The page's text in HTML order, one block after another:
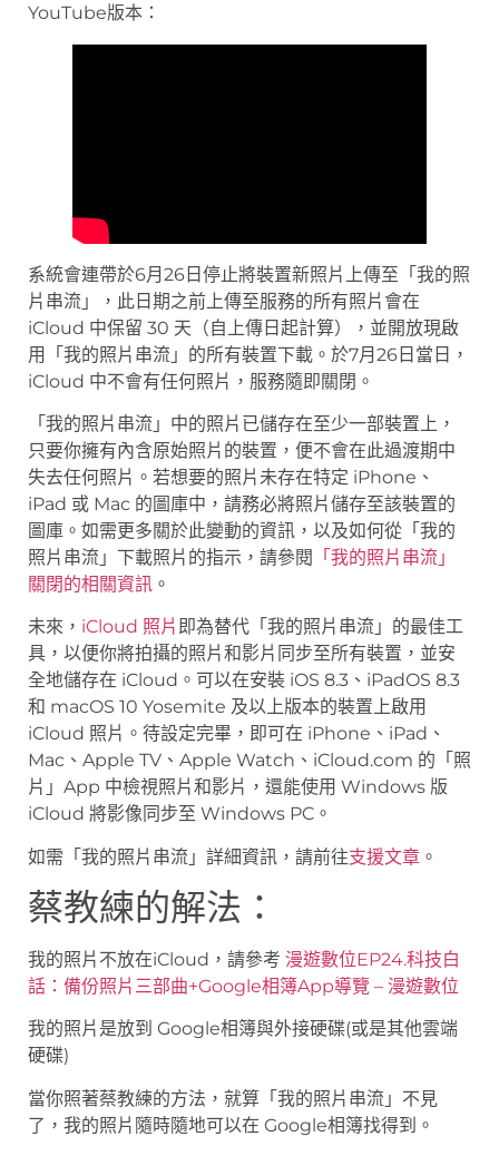
YouTube版本：
系統會連帶於6月26日停止將裝置新照片上傳至「我的照
片串流」，此日期之前上傳至服務的所有照片會在
iCloud 中保留 30 天（自上傳日起計算），並開放現啟
用「我的照片串流」的所有裝置下載。於7月26日當日，
iCloud 中不會有任何照片，服務隨即關閉。
「我的照片串流」中的照片已儲存在至少一部裝置上，
只要你擁有內含原始照片的裝置，便不會在此過渡期中
失去任何照片。若想要的照片未存在特定 iPhone、
iPad 或 Mac 的圖庫中，請務必將照片儲存至該裝置的
圖庫。如需更多關於此變動的資訊，以及如何從「我的
照片串流」下載照片的指示，請參閱
「我的照片串流」
關閉的相關資訊 。
未來， iCloud 照片 即為替代「我的照片串流」的最佳工
具，以便你將拍攝的照片和影片同步至所有裝置，並安
全地儲存在 iCloud。可以在安裝 iOS 8.3、iPadOS 8.3
和 macOS 10 Yosemite 及以上版本的裝置上啟用
iCloud 照片。待設定完畢，即可在 iPhone、iPad、
Mac、Apple TV、Apple Watch、iCloud.com 的「照
片」App 中檢視照片和影片，還能使用 Windows 版
iCloud 將影像同步至 Windows PC。
如需「我的照片串流」詳細資訊，請前往支援文章 。
蔡教練的解法：
我的照片不放在iCloud，請參考 漫遊數位EP24.科技白
話：備份照片三部曲+Google相簿App導覽 – 漫遊數位
我的照片是放到 Google相簿與外接硬碟(或是其他雲端
硬碟)
當你照著蔡教練的方法，就算「我的照片串流」不見
了，我的照片隨時隨地可以在 Google相簿找得到。